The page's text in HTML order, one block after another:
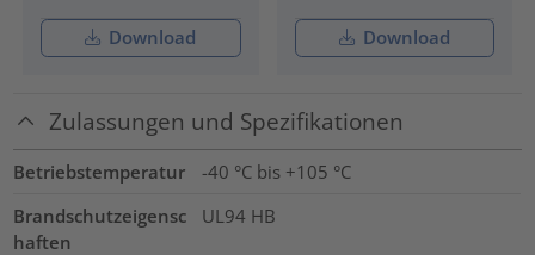
Download Download
Zulassungen und Spezifikationen
Betriebstemperatur
-40 °C bis +105 °C
Brandschutzeigensc
haften
UL94 HB